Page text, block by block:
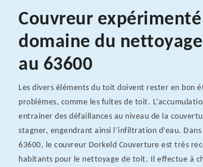
Couvreur
domaine du
au 63600
Les divers éléments du toit doivent rester en bon
problèmes, comme les fuites de toit.
entrainer des défaillances au niveau de la
stagner, engendrant ainsi l’infiltration d’eau.
63600, le couvreur Dorkeld Couverture est très
habitants pour le nettoyage de toit. Il effectue à